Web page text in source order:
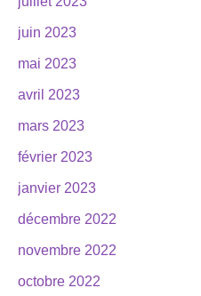
juin 2023
mai 2023
avril 2023
mars 2023
février 2023
janvier 2023
décembre 2022
novembre 2022
octobre 2022